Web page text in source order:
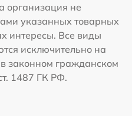
организация не
указанных товарных
интересы. Все виды
исключительно на
законном гражданском
1487 ГК РФ.